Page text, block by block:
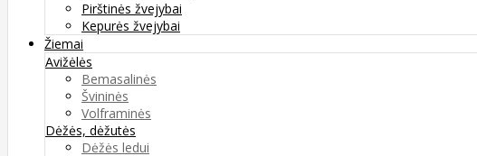
Pirštinės žvejybai
Kepurės žvejybai
Žiemai
Avižėlės
Bemasalinės
Švininės
Volframinės
Dėžės, dėžutės
Dėžės ledui